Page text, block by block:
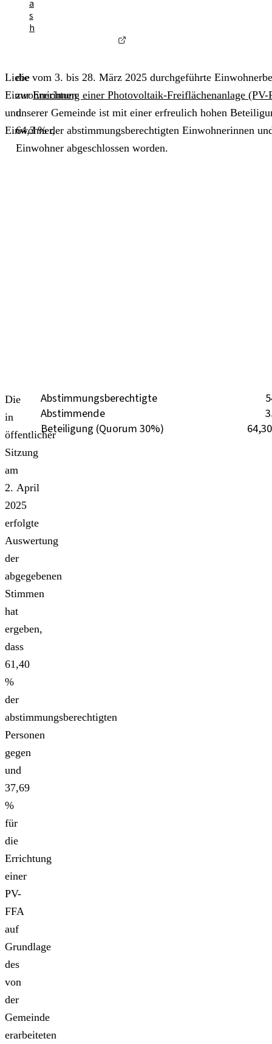
a
s
h
Liebe
Einwohnerinnen
und
Einwohner,
die vom 3. bis 28. März 2025 durchgeführte
zurErrichtung einer Photovoltaik-Freiflächenanlage (PV-
unserer Gemeinde ist mit einer erfreulich hohen
64,3 % der abstimmungsberechtigten Einwohnerinnen
Einwohner abgeschlossen worden.
Die
in
öffentlicher
Sitzung
am
2. April
2025
erfolgte
Auswertung
der
abgegebenen
Stimmen
hat
ergeben,
dass
61,40
%
der
abstimmungsberechtigten
Personen
gegen
und
37,69
%
für
die
Errichtung
einer
PV-
FFA
auf
Grundlage
des
von
der
Gemeinde
erarbeiteten
Abstimmungsberechtigte
Abstimmende
Beteiligung (Quorum 30%)